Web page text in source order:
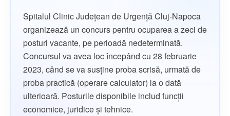
Spitalul Clinic Județean de Urgență Cluj-Napoca
organizează un concurs pentru ocuparea a zeci de
posturi vacante, pe perioadă nedeterminată.
Concursul va avea loc începând cu 28 februarie
2023, când se va susține proba scrisă, urmată de
proba practică (operare calculator) la o dată
ulterioară. Posturile disponibile includ funcții
economice, juridice și tehnice.